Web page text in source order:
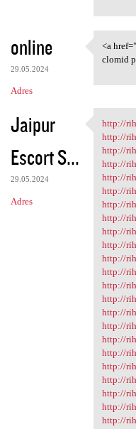
online
29.05.2024
Adres
<a
<a href="
clomid
Jaipur
Escort S...
29.05.2024
Adres
http://
http://
http://
http://
http://
http://
http://
http://
http://
http://
http://
http://
http://
http://
http://
http://
http://
http://
http://
http://
http://
http://
http://
http://